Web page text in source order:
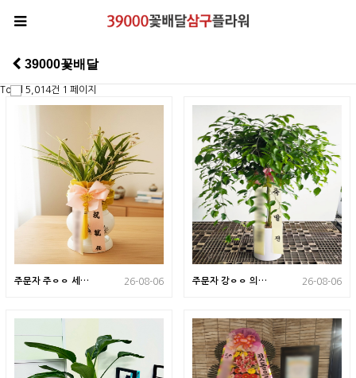
39000꽃배달